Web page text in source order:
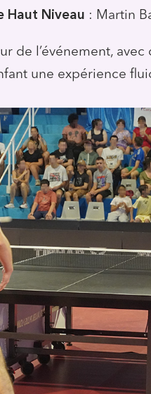
Haut Niveau : Martin
de l’événement,
une expérience